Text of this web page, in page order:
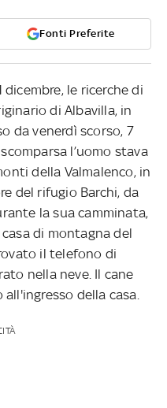
Fonti Preferite
dicembre, le ricerche di
di Albavilla, in
da venerdì scorso, 7
l’uomo stava
della Valmalenco, in
del rifugio Barchi, da
la sua camminata,
di montagna del
il telefono di
nella neve. Il cane
della casa.